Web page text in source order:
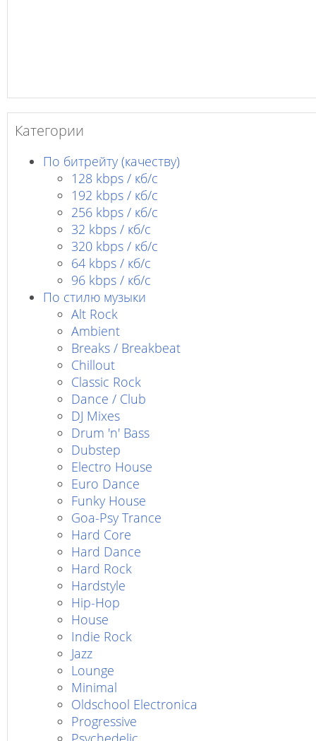
Категории
По битрейту (качеству)
128 kbps / кб/c
192 kbps / кб/c
256 kbps / кб/с
32 kbps / кб/c
320 kbps / кб/с
64 kbps / кб/c
96 kbps / кб/c
По стилю музыки
Alt Rock
Ambient
Breaks / Breakbeat
Chillout
Classic Rock
Dance / Club
DJ Mixes
Drum 'n' Bass
Dubstep
Electro House
Euro Dance
Funky House
Goa-Psy Trance
Hard Core
Hard Dance
Hard Rock
Hardstyle
Hip-Hop
House
Indie Rock
Jazz
Lounge
Minimal
Oldschool Electronica
Progressive